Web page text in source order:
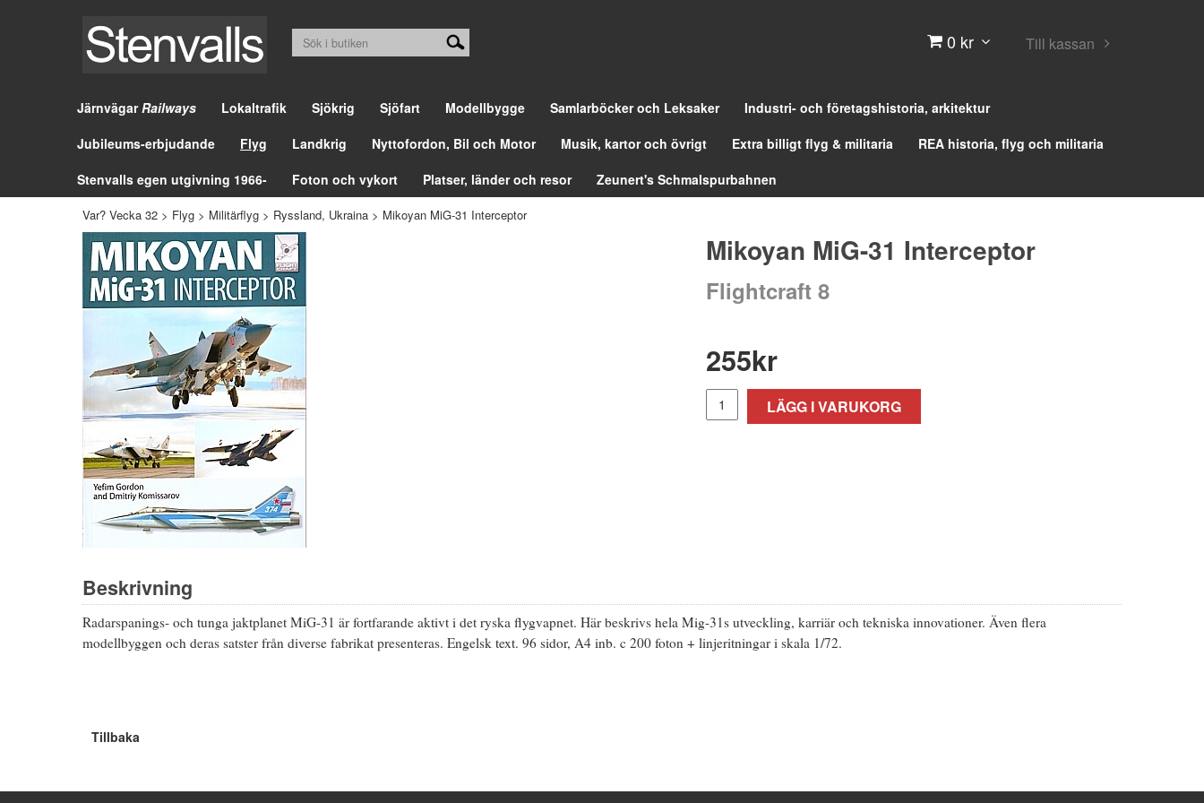
0 kr Till kassan
JärnvägarRailways Lokaltrafik Sjökrig Sjöfart Modellbygge Samlarböcker och Leksaker
Industri- och företagshistoria, arkitektur
Jubileums-erbjudande
Flyg Landkrig Nyttofordon, Bil och Motor Musik, kartor och övrigt Extra billigt flyg & militaria
REA historia, flyg och militaria
Stenvalls egen utgivning 1966-
Foton och vykort Platser, länder och resor Zeunert's Schmalspurbahnen
Var? Vecka 32 > Flyg > Militärflyg > Ryssland, Ukraina > Mikoyan MiG-31 Interceptor
Mikoyan MiG-31 Interceptor
Flightcraft 8
255kr
LÄGG I VARUKORG
Beskrivning
Radarspanings- och tunga jaktplanet MiG-31 är fortfarande aktivt i det ryska flygvapnet. Här beskrivs hela Mig-31s utveckling, karriär och tekniska innovationer. Även flera
modellbyggen och deras satster från diverse fabrikat presenteras. Engelsk text. 96 sidor, A4 inb. c 200 foton + linjeritningar i skala 1/72.
Tillbaka